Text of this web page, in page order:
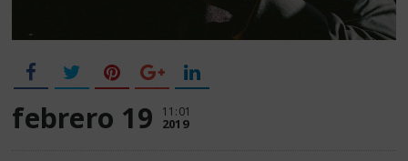
febrero 19 11:01
2019